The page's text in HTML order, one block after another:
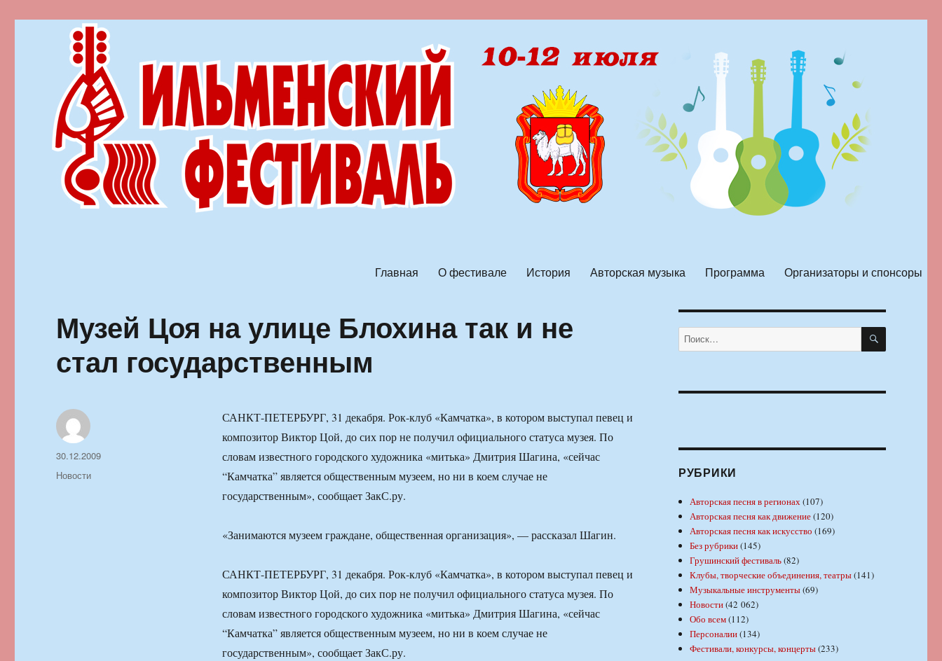
Главная О фестивале История Авторская музыка Программа Организаторы и спонсоры
Музей Цоя на улице Блохина так и не
стал государственным
САНКТ-ПЕТЕРБУРГ, 31 декабря. Рок-клуб «Камчатка», в котором выступал певец и
композитор Виктор Цой, до сих пор не получил официального статуса музея. По
словам известного городского художника «митька» Дмитрия Шагина, «сейчас
“Камчатка” является общественным музеем, но ни в коем случае не
государственным», сообщает ЗакС.ру.
«Занимаются музеем граждане, общественная организация», — рассказал Шагин.
САНКТ-ПЕТЕРБУРГ, 31 декабря. Рок-клуб «Камчатка», в котором выступал певец и
композитор Виктор Цой, до сих пор не получил официального статуса музея. По
словам известного городского художника «митька» Дмитрия Шагина, «сейчас
“Камчатка” является общественным музеем, но ни в коем случае не
государственным», сообщает ЗакС.ру.
Автор
Опубликовано
30.12.2009
Рубрики
Новости
Искать: ПОИСК
РУБРИКИ
Авторская песня в регионах(107)
Авторская песня как движение(120)
Авторская песня как искусство (169)
Без рубрики(145)
Грушинский фестиваль(82)
Клубы, творческие объединения, театры(141)
Музыкальные инструменты(69)
Новости(42 062)
Обо всем(112)
Персоналии(134)
Фестивали, конкурсы, концерты(233)